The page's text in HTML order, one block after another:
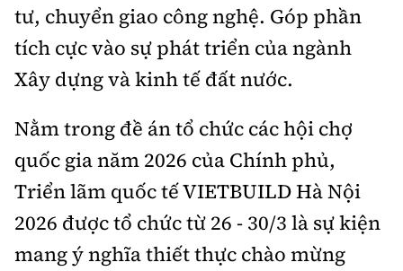
tư, chuyển giao công nghệ. Góp phần
tích cực vào sự phát triển của ngành
Xây dựng và kinh tế đất nước.
Nằm trong đề án tổ chức các hội chợ
quốc gia năm 2026 của Chính phủ,
Triển lãm quốc tế VIETBUILD Hà Nội
2026 được tổ chức từ 26 - 30/3 là sự kiện
mang ý nghĩa thiết thực chào mừng